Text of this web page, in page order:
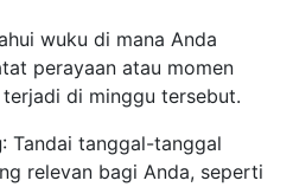
wuku di mana Anda
perayaan atau momen
di minggu tersebut.
: Tandai tanggal-tanggal
relevan bagi Anda, seperti